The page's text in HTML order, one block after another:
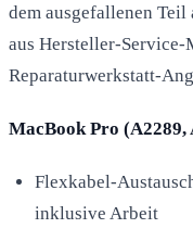
dem ausgefallenen Teil
aus Hersteller-
Reparaturwerkstatt-
MacBook Pro (A2289,
Flexkabel-
inklusive Arbeit